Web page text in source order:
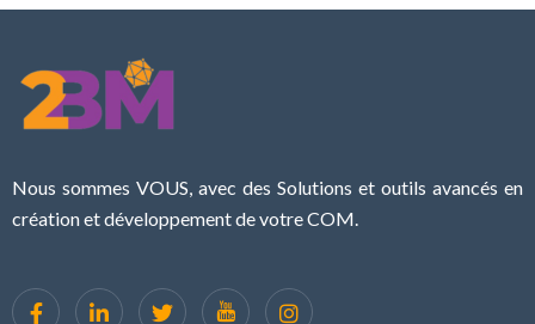
Nous sommes VOUS, avec des Solutions et outils avancés en
création et développement de votre COM.